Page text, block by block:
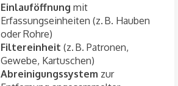
Einlauföffnung mit
Erfassungseinheiten (z. B. Hauben
oder Rohre)
Filtereinheit (z. B. Patronen,
Gewebe, Kartuschen)
Abreinigungssystem zur